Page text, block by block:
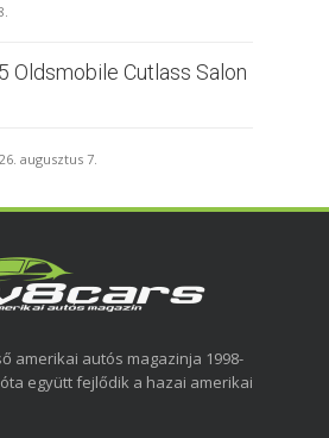
Oldsmobile Cutlass Salon
augusztus 7.
amerikai autós magazinja 1998-
együtt fejlődik a hazai amerikai